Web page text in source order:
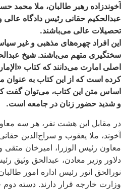
آخوندزاده رهبر طالبان، ملا محمد
عبدالحکیم حقانی رئیس دادگاه عالی
تحصیلات عالی می‌باشند.
این افراد چهره‌های مذهبی و غیر
سختگیری متهم می‌باشند. شیخ
اصلی امارت می‌دانند که کتاب
کرده است که از این کتاب به عنوان
اساس متن این کتاب، می‌توان
و شدید حضور زنان در جامعه است.
در مقابل این هشت نفر، هر سه
آخوند، ملا یعقوب و سراج‌الدین
معاون رئیس الوزرا، امیرخان
دلاور وزیر معادن، عبدالحق وثیق
نورالحق انور رئیس اداره امور
وزارت خارجه قرار دارند. دسته